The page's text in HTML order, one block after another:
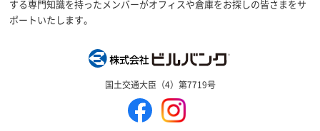
する専門知識を持ったメンバーがオフィスや倉庫をお探しの皆さまをサ
ポートいたします。
国土交通大臣（4）第7719号